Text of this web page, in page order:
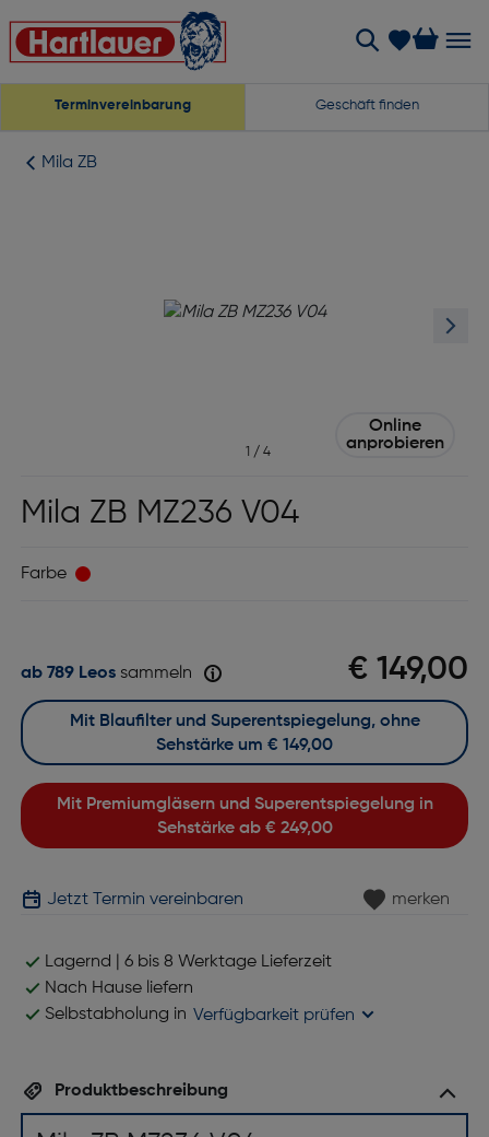
Terminvereinbarung Geschäft finden
Mila ZB
1 / 4
Online
anprobieren
Mila ZB MZ236 V04
Farbe
€ 149,00
ab 789 Leossammeln
Mit Premiumgläsern und Superentspiegelung in
Sehstärke ab € 249,00
Mit Blaufilter und Superentspiegelung, ohne
Sehstärke um € 149,00
Jetzt Termin vereinbaren merken
Lagernd | 6 bis 8 Werktage Lieferzeit
Nach Hause liefern
Selbstabholung in Verfügbarkeit prüfen
Produktbeschreibung